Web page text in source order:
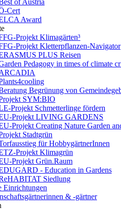
of Austria
Cert
Award
Projekt Klimagärten³
Projekt Kletterpflanzen-Navigator
PLUS Reisen
Pedagogy in times of climate
Begrünung von
SYM:BIO
Projekt Schmetterlinge fördern
Projekt LIVING GARDENS
Projekt Creating Nature Garden
Stadtgrün
für HobbygärtnerInnen
Projekt Klimagrün
Projekt Grün.Raum
- Education in Gardens
Siedlung
Einrichtungen
& -gärtner